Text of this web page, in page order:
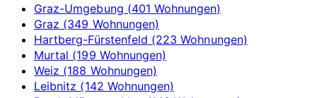
Graz-Umgebung (401 Wohnungen)
Graz (349 Wohnungen)
Hartberg-Fürstenfeld (223 Wohnungen)
Murtal (199 Wohnungen)
Weiz (188 Wohnungen)
Leibnitz (142 Wohnungen)